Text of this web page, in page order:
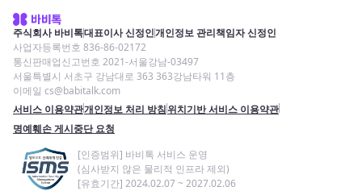
주식회사 바비톡대표이사 신정인개인정보 관리책임자 신정인
사업자등록번호 836-86-02172
통신판매업신고번호 2021-서울강남-03497
서울특별시 서초구 강남대로 363 363강남타워 11층
이메일 cs@babitalk.com
서비스 이용약관개인정보 처리 방침위치기반 서비스 이용약관
명예훼손 게시중단 요청
[인증범위] 바비톡 서비스 운영
(심사받지 않은 물리적 인프라 제외)
[유효기간] 2024.02.07 ~ 2027.02.06